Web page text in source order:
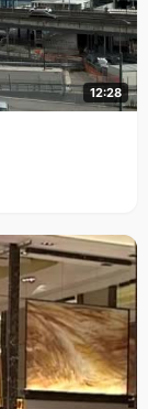
12:28